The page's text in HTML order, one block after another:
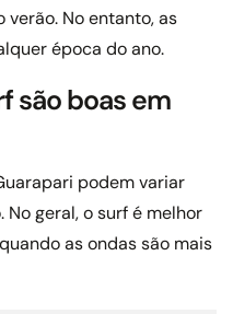
No entanto, as
época do ano.
são boas em
podem variar
geral, o surf é melhor
as ondas são mais